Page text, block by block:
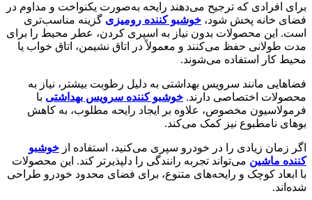
برای افرادی که ترجیح می‌دهند رایحه به‌صورت یکنواخت و مداوم در
فضای خانه پخش شود، خوشبو کننده رومیزی گزینه مناسب‌تری
است. این محصولات بدون نیاز به اسپری کردن، عطر محیط را برای
مدت طولانی حفظ می‌کنند و معمولاً در اتاق نشیمن، اتاق خواب یا
محیط کار استفاده می‌شوند.
فضاهایی مانند سرویس بهداشتی به دلیل رطوبت بیشتر، نیاز به
محصولات اختصاصی دارند. خوشبو کننده سرویس بهداشتی با
فرمولاسیون مخصوص، علاوه بر ایجاد رایحه مطلوب، به کاهش
بوهای نامطبوع نیز کمک می‌کند.
اگر زمان زیادی را در خودرو سپری می‌کنید، استفاده از خوشبو
کننده ماشین می‌تواند تجربه رانندگی را دلپذیرتر کند. این محصولات
با ابعاد کوچک و رایحه‌های متنوع، برای فضای محدود خودرو طراحی
شده‌اند.